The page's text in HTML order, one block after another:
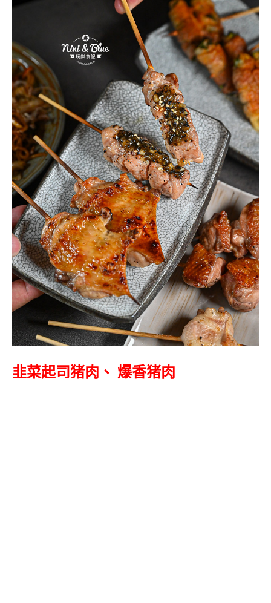
韭菜起司猪肉、 爆香猪肉